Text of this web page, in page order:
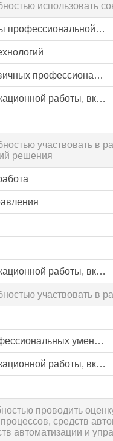
использовать
Специализированные пакеты профессиональной деятельности
Практика по получению первичных профессиональных умений и навыков, в том числе первичных умений и навыков научно-исследовательской деятельности
Защита выпускной квалификационной работы, включая подготовку к процедуре защиты и процедуру защиты
участвовать в
решения
Защита выпускной квалификационной работы, включая подготовку к процедуре защиты и процедуру защиты
участвовать в
Практика по получению профессиональных умений и опыта профессиональной деятельности
Защита выпускной квалификационной работы, включая подготовку к процедуре защиты и процедуру защиты
проводить
процессов, средств
автоматизации и